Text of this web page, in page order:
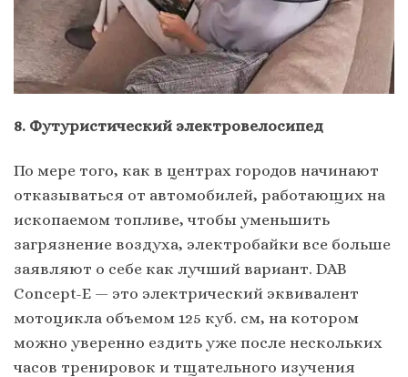
8. Футуристический электровелосипед
По мере того, как в центрах городов начинают
отказываться от автомобилей, работающих на
ископаемом топливе, чтобы уменьшить
загрязнение воздуха, электробайки все больше
заявляют о себе как лучший вариант. DAB
Concept-E — это электрический эквивалент
мотоцикла объемом 125 куб. см, на котором
можно уверенно ездить уже после нескольких
часов тренировок и тщательного изучения